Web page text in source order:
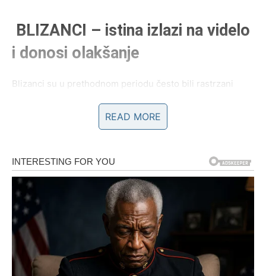
BLIZANCI – istina izlazi na videlo
i donosi olakšanje
Blizanci su u prethodnom periodu često bili rastrzani
što se od njih očekuje. Upravo zbog toga, zvezde sada
imaju poseban plan – plan koji uključuje
vesti ili saznanja koja menjaju vašu percepciju jedne
važne situacije.
Ono što je dugo bilo nejasno, sada postaje kristalno
jasno. Blizanci će shvatiti da su mnoge sumnje bile
nepotrebne i da su odgovori bili bliže nego što su mislili.
Ovo je period u kojem se vraća mentalna ravnoteža, a sa
njom i osećaj kontrole nad sopstvenim životom. Zvezde
READ MORE